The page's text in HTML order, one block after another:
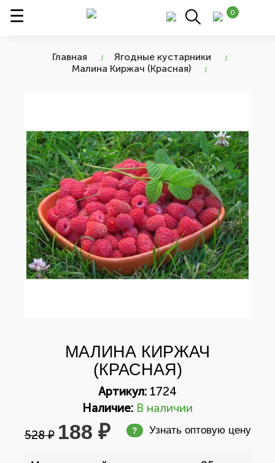
0
Главная
Ягодные кустарники
Малина Киржач (Красная)
МАЛИНА КИРЖАЧ
(КРАСНАЯ)
Артикул: 1724
Наличие: В наличии
528 ₽ 188 ₽ ? Узнать оптовую цену